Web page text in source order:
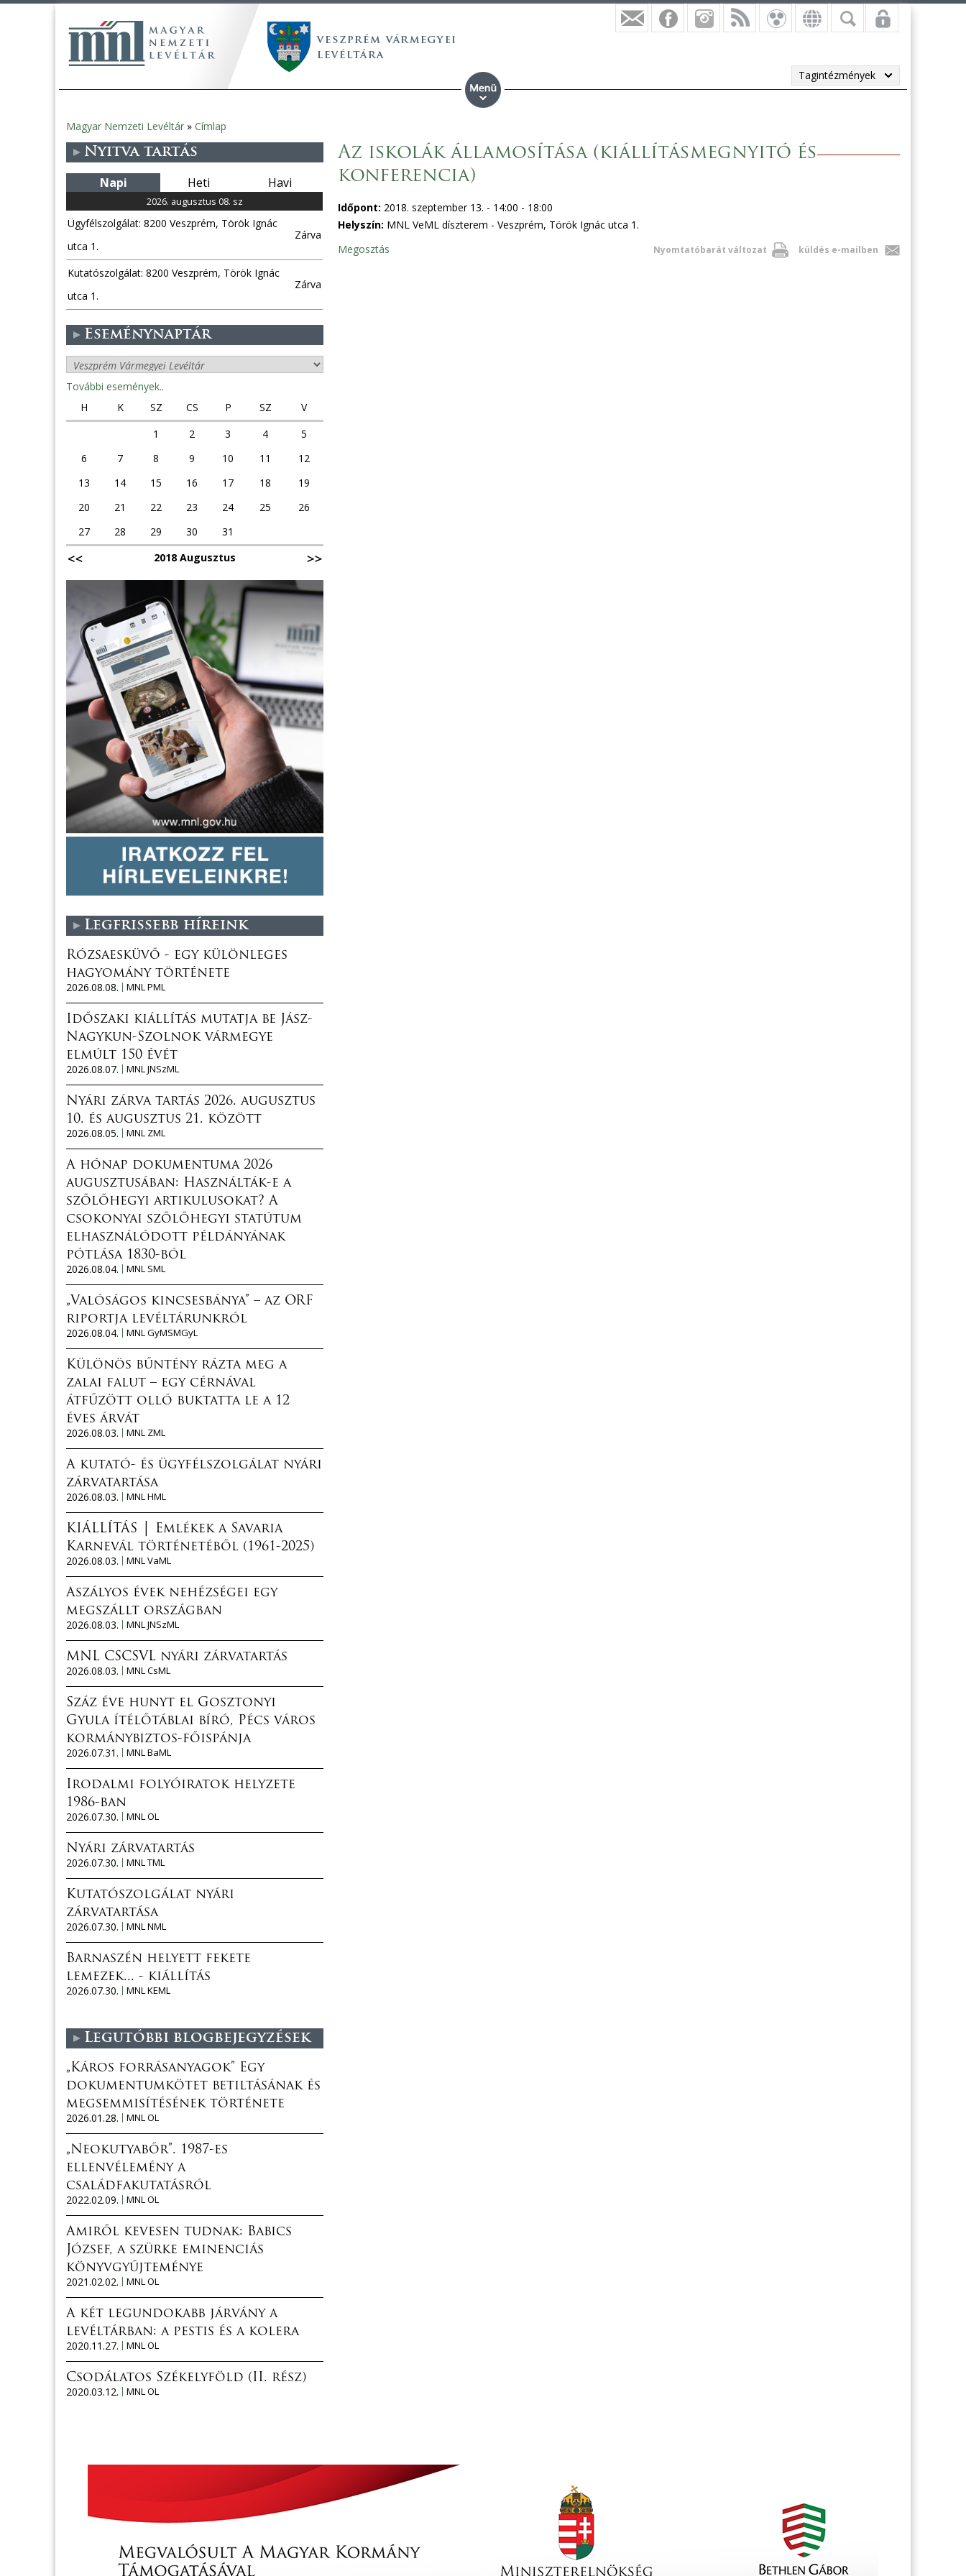
Tagintézmények
Jelenlegi
hely
Magyar Nemzeti Levéltár » Címlap
Az iskolák államosítása (kiállításmegnyitó és
konferencia)
Időpont: 2018. szeptember 13. - 14:00 - 18:00
Helyszín: MNL VeML díszterem - Veszprém, Török Ignác utca 1.
Nyomtatóbarát változat küldés e-mailben
Megosztás
Nyitva tartás
Napi Heti Havi
2026. augusztus 08. sz
Ügyfélszolgálat: 8200 Veszprém, Török Ignác
utca 1.
Zárva
Kutatószolgálat: 8200 Veszprém, Török Ignác
utca 1.
Zárva
Eseménynaptár
További események..
H
K SZ CS P SZ
V
1
2 3 4
5
6
7 8 9 10 11
12
13
14 15 16 17 18
19
20
21 22 23 24 25
26
27
28 29 30
31
2018 Augusztus
Legfrissebb híreink
Rózsaesküvő - egy különleges
hagyomány története
2026.08.08.
MNL PML
Időszaki kiállítás mutatja be Jász-
Nagykun-Szolnok vármegye
elmúlt 150 évét
2026.08.07.
MNL JNSzML
Nyári zárva tartás 2026. augusztus
10. és augusztus 21. között
2026.08.05.
MNL ZML
A hónap dokumentuma 2026
augusztusában: Használták-e a
szőlőhegyi artikulusokat? A
csokonyai szőlőhegyi statútum
elhasználódott példányának
pótlása 1830-ból
2026.08.04.
MNL SML
„Valóságos kincsesbánya” – az ORF
riportja levéltárunkról
2026.08.04.
MNL GyMSMGyL
Különös bűntény rázta meg a
zalai falut – egy cérnával
átfűzött olló buktatta le a 12
éves árvát
2026.08.03.
MNL ZML
A kutató- és ügyfélszolgálat nyári
zárvatartása
2026.08.03.
MNL HML
KIÁLLÍTÁS │ Emlékek a Savaria
Karnevál történetéből (1961-2025)
2026.08.03.
MNL VaML
Aszályos évek nehézségei egy
megszállt országban
2026.08.03.
MNL JNSzML
MNL CSCSVL nyári zárvatartás
2026.08.03.
MNL CsML
Száz éve hunyt el Gosztonyi
Gyula ítélőtáblai bíró, Pécs város
kormánybiztos-főispánja
2026.07.31.
MNL BaML
Irodalmi folyóiratok helyzete
1986-ban
2026.07.30.
MNL OL
Nyári zárvatartás
2026.07.30.
MNL TML
Kutatószolgálat nyári
zárvatartása
2026.07.30.
MNL NML
Barnaszén helyett fekete
lemezek... - kiállítás
2026.07.30.
MNL KEML
Legutóbbi blogbejegyzések
„Káros forrásanyagok” Egy
dokumentumkötet betiltásának és
megsemmisítésének története
2026.01.28.
MNL OL
„Neokutyabőr”. 1987-es
ellenvélemény a
családfakutatásról
2022.02.09.
MNL OL
Amiről kevesen tudnak: Babics
József, a szürke eminenciás
könyvgyűjteménye
2021.02.02.
MNL OL
A két legundokabb járvány a
levéltárban: a pestis és a kolera
2020.11.27.
MNL OL
Csodálatos Székelyföld (II. rész)
2020.03.12.
MNL OL